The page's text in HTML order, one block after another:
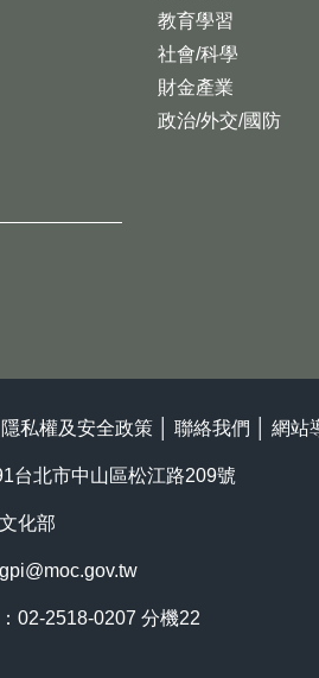
教育學習
社會/科學
財金產業
政治/外交/國防
隱私權及安全政策 聯絡我們 網站
台北市中山區松江路209號
化部
gpi@moc.gov.tw
02-2518-0207 分機22